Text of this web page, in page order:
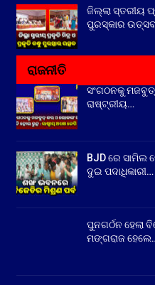
ଜିଲ୍ଲା ସ୍ତରୀୟ
ପୁରସ୍କାର ଉତ୍ସବ
ରାଜନୀତି
ସଂଗଠନକୁ
ରାଷ୍ଟ୍ରୀୟ…
BJD ରେ ସାମିଲ
ଦୁଇ ପଦାଧିକାରୀ…
ପୁନଗର୍ଠନ ହେଲା
ମଙ୍ଗରାଜ